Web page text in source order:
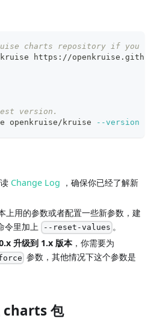
charts repository if you
https://
version.
openkruise/kruise
--version
Change Log ，确保你已经了解新
上用的参数或者配置一些新参数，建
令里加上 --reset-values 。
升级到 1.x 版本，你需要为
参数，其他情况下这个参数是
charts 包